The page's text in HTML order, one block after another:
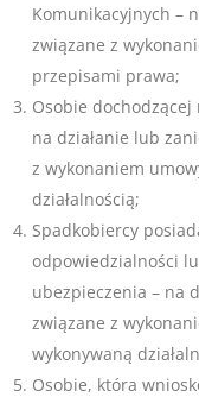
Komunikacyjnych –
związane z
przepisami prawa;
Osobie
na działanie lub
z wykonaniem
działalnością;
Spadkobiercy
odpowiedzialności
ubezpieczenia – na
związane z
wykonywaną
Osobie, która